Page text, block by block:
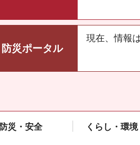
防災ポータル
現在、情報
防災・安全 くらし・環境